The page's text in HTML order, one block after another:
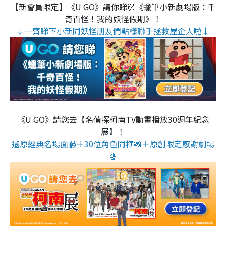
【新會員限定】《U GO》請你睇👹《蠟筆小新劇場版：千
奇百怪！我的妖怪假期》！
↓一齊睇下小新同妖怪朋友們點樣聯手拯救屋企人啦↓
《U GO》請您去【名偵探柯南TV動畫播放30週年紀念
展】！
還原經典名場面📹＋30位角色同框📸＋原創限定感謝劇場
🍿